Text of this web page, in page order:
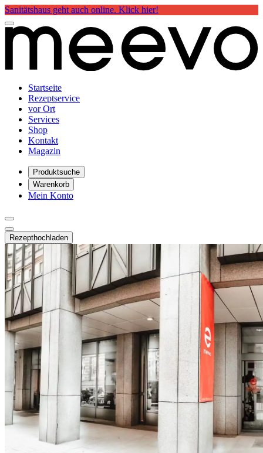
Sanitätshaus geht auch online. Klick hier!
Startseite
Rezeptservice
vor Ort
Services
Shop
Kontakt
Magazin
Produktsuche
Warenkorb
Mein Konto
Rezepthochladen